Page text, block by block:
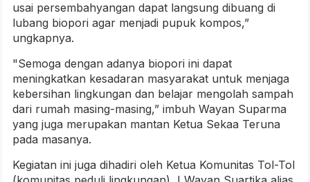
usai persembahyangan dapat langsung dibuang di
lubang biopori agar menjadi pupuk kompos,”
ungkapnya.
"Semoga dengan adanya biopori ini dapat
meningkatkan kesadaran masyarakat untuk menjaga
kebersihan lingkungan dan belajar mengolah sampah
dari rumah masing-masing,” imbuh Wayan Suparma
yang juga merupakan mantan Ketua Sekaa Teruna
pada masanya.
Kegiatan ini juga dihadiri oleh Ketua Komunitas Tol-Tol